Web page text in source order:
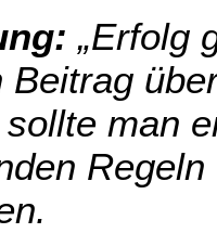
„Erfolg
Beitrag
man